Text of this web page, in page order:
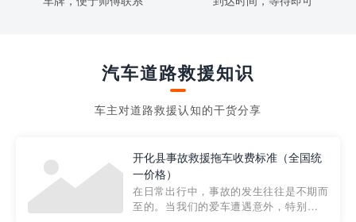
汽车道路救援知识
车主对道路救援认知的干货分享
开化县事故救援拖车收费标准（全国统
一价格）
在日常出行中，事故的发生往往是不期而
至的。当我们的爱车遭遇意外，特别是在